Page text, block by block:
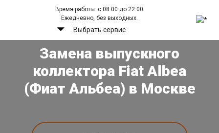
Время работы: с 08:00 до 22:00
Ежедневно, без выходных.
Выбрать сервис
Замена выпускного
коллектора Fiat Albea
(Фиат Альбеа) в Москве